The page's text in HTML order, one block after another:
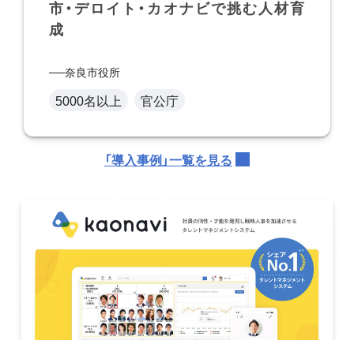
市・デロイト・カオナビで挑む人材育
成
奈良市役所
5000名以上 官公庁
「導入事例」一覧を見る